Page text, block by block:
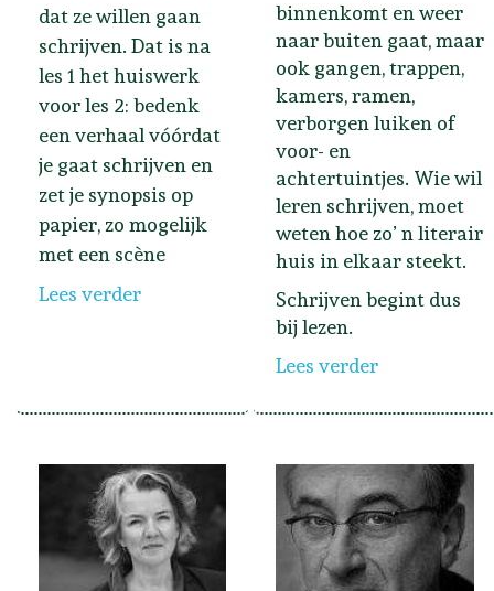
dat ze willen gaan
schrijven. Dat is na
les 1 het huiswerk
voor les 2: bedenk
een verhaal vóórdat
je gaat schrijven en
zet je synopsis op
papier, zo mogelijk
met een scène
Lees verder
binnenkomt en weer
naar buiten gaat, maar
ook gangen, trappen,
kamers, ramen,
verborgen luiken of
voor- en
achtertuintjes. Wie wil
leren schrijven, moet
weten hoe zo’ n literair
huis in elkaar steekt.
Schrijven begint dus
bij lezen.
Lees verder